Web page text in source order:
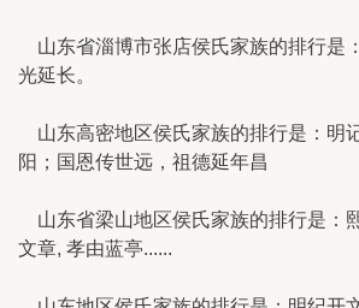
山东省淄博市张店侯氏家族的排行是
光延长。
山东高密地区侯氏家族的排行是：明
阳；国恩传世远，祖德延年昌
山东省梁山地区侯氏家族的排行是：
文章, 孝由蓝亭......